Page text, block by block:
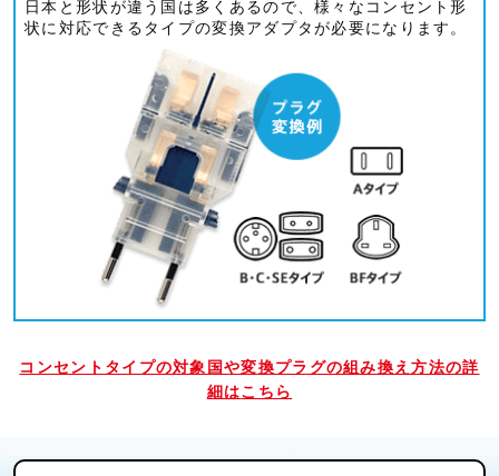
日本と形状が違う国は多くあるので、様々なコンセント形
状に対応できるタイプの変換アダプタが必要になります。
コンセントタイプの対象国や変換プラグの組み換え方法の詳
細はこちら